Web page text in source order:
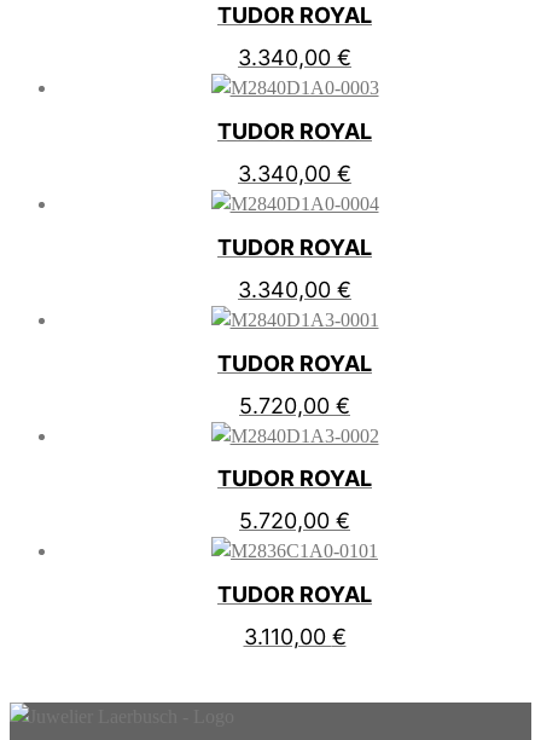
TUDOR ROYAL
3.340,00 €
TUDOR ROYAL
3.340,00 €
TUDOR ROYAL
3.340,00 €
TUDOR ROYAL
5.720,00 €
TUDOR ROYAL
5.720,00 €
TUDOR ROYAL
3.110,00 €